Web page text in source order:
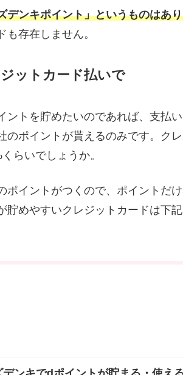
デンキポイント」というものはあ
存在しません。
ットカード払いで
ントを貯めたいのであれば、支払
のポイントが貰えるのみです。ク
らいでしょうか。
ポイントがつくので、ポイントだ
めやすいクレジットカードは下記